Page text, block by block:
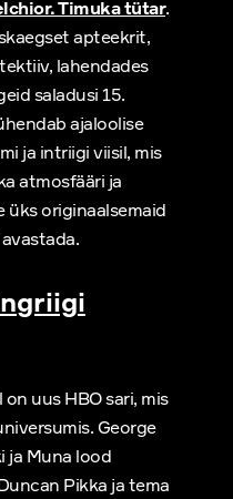
Timuka tütar.
apteekrit,
lahendades
saladusi 15.
ajaloolise
ja intriigi viisil, mis
atmosfääri ja
originaalsemaid
uus HBO sari, mis
George
ja Muna lood
Pikka ja tema